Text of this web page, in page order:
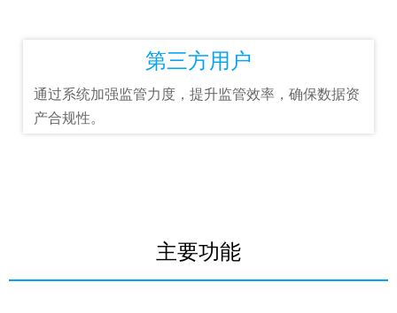
第三方用户
通过系统加强监管力度，提升监管效率，确保数据资
产合规性。
主要功能